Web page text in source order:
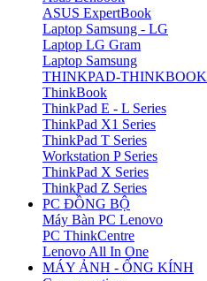
ASUS ExpertBook
Laptop Samsung - LG
Laptop LG Gram
Laptop Samsung
THINKPAD-THINKBOOK
ThinkBook
ThinkPad E - L Series
ThinkPad X1 Series
ThinkPad T Series
Workstation P Series
ThinkPad X Series
ThinkPad Z Series
PC ĐỒNG BỘ
Máy Bàn PC Lenovo
PC ThinkCentre
Lenovo All In One
MÁY ẢNH - ỐNG KÍNH